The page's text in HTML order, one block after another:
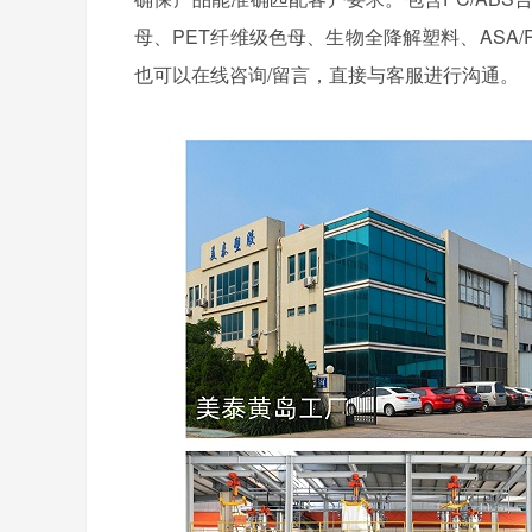
母、PET纤维级色母、生物全降解塑料、
也可以在线咨询/留言，直接与客服进行沟通。